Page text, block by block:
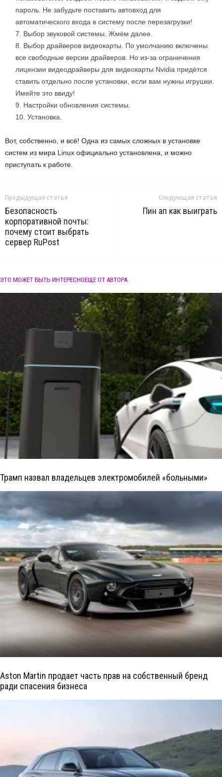
пароль. Не забудьте поставить автовход для
автоматического входа в систему после перезагрузки!
Выбор звуковой системы. Жмём далее.
Выбор драйверов видеокарты. По умолчанию включены
все свободные версии драйверов. Но из-за ограничения
лицензии видеодрайверы для видеокарты Nvidia придётся
ставить отдельно после установки, если вам нужны игрушки.
Имейте это ввиду!
Настройки обновления системы.
Установка.
Вот, собственно, и всё! Одна из самых сложных в установке
систем из мира Linux официально установлена, и можно
приступать к работе.
Предыдущая статья
Безопасность
корпоративной почты:
почему стоит выбрать
сервер RuPost
Следующая статья
Пин ап как выиграть
ЭТО МОЖЕТ БЫТЬ ИНТЕРЕСНОЕЩЕ ОТ АВТОРА
Трамп назвал владельцев электромобилей «больными»
Aston Martin продает часть прав на собственный бренд
ради спасения бизнеса